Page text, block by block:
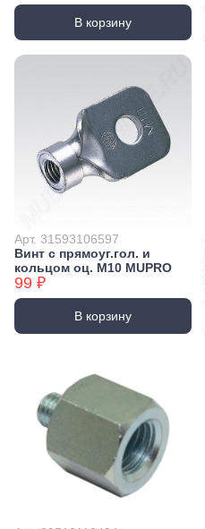
В корзину
Арт. 31593106597
Винт с прямоуг.гол. и
кольцом оц. М10 MUPRO
99 ₽
В корзину